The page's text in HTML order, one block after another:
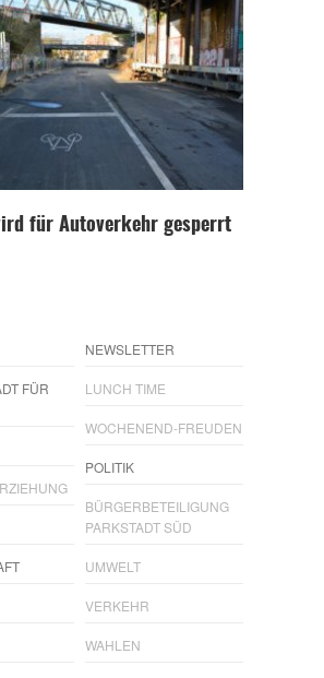
für Autoverkehr gesperrt
FÜR
NEWSLETTER
LUNCH TIME
WOCHENEND-FREUDEN
POLITIK
BÜRGERBETEILIGUNG
PARKSTADT SÜD
UMWELT
VERKEHR
WAHLEN